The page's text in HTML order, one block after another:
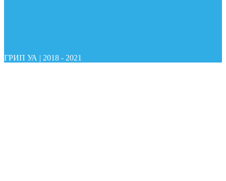
ГРИП УА | 2018 - 2021